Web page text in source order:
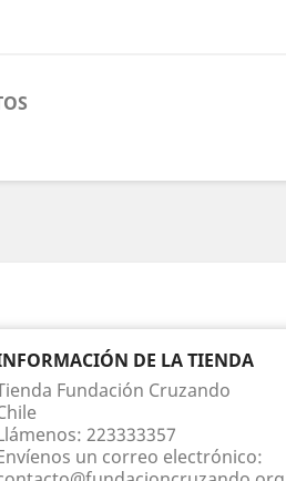
DE LA TIENDA
Fundación Cruzando
223333357
un correo electrónico: